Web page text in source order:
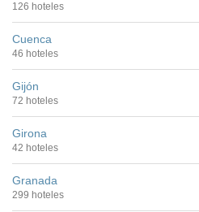
126 hoteles
Cuenca
46 hoteles
Gijón
72 hoteles
Girona
42 hoteles
Granada
299 hoteles